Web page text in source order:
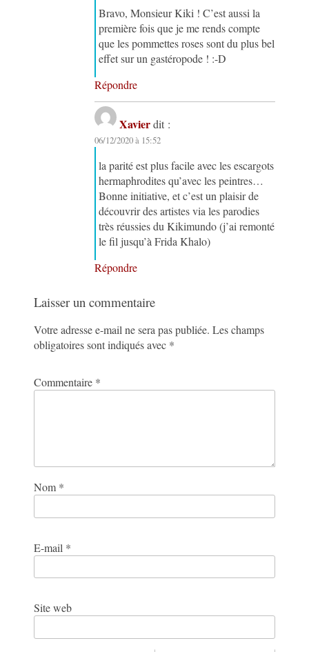
Bravo, Monsieur Kiki ! C’est aussi la
première fois que je me rends compte
que les pommettes roses sont du plus bel
effet sur un gastéropode ! :-D
Répondre
Xavier dit :
06/12/2020 à 15:52
la parité est plus facile avec les escargots
hermaphrodites qu’avec les peintres…
Bonne initiative, et c’est un plaisir de
découvrir des artistes via les parodies
très réussies du Kikimundo (j’ai remonté
le fil jusqu’à Frida Khalo)
Répondre
Laisser un commentaire
Votre adresse e-mail ne sera pas publiée. Les champs
obligatoires sont indiqués avec *
Commentaire *
Nom *
E-mail *
Site web